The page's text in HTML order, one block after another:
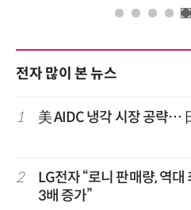
전자 많이 본 뉴스
1 美 AIDC 냉각 시장 공략…
2
LG전자 “로니 판매량, 역
3배 증가”